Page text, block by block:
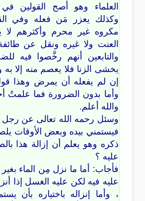
العلماء وهو أصح القولين
وكذلك يعزر مَن فعله وفي
مكروه غير محرم وأكثرهم لا
العنت ولا غيره ونقل عن
والتابعين أنهم رخَّصوا فيه
يخشى الزنا فلا يعصم منه إلا
إن لم يفعله أن يمرض وهذا
وأما بدون الضرورة فما علمتُ
والله أعلم.
وسئل رحمه الله تعالى عن رجل
فيستمني بيده وبعض الأوقات
ذكره وهو يعلم أن إزالة هذا
عليه ؟
فأجاب: أما ما نزل مِن الماء بغير
عليه فيه لكن عليه الغسل إذا
، وأما إنزاله باختياره بأن